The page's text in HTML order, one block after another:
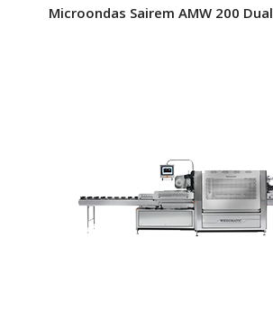
Microondas Sairem AMW 200 Dual